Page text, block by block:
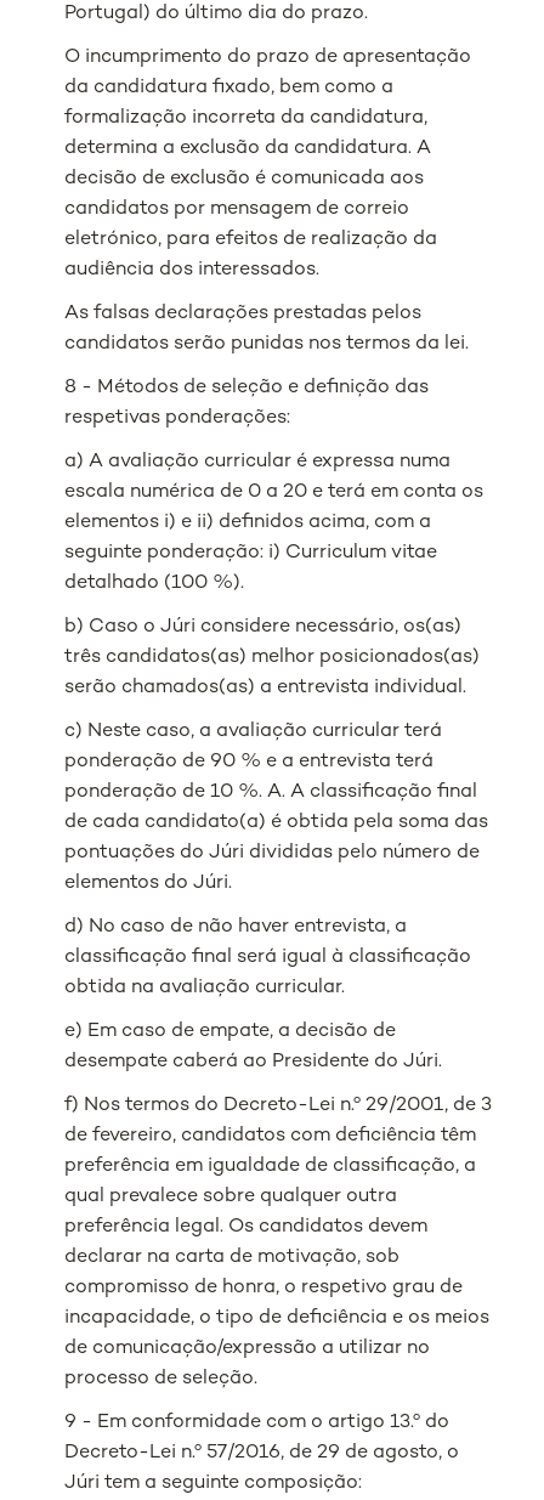
Portugal) do último dia do prazo.
O incumprimento do prazo de apresentação
da candidatura fixado, bem como a
formalização incorreta da candidatura,
determina a exclusão da candidatura. A
decisão de exclusão é comunicada aos
candidatos por mensagem de correio
eletrónico, para efeitos de realização da
audiência dos interessados.
As falsas declarações prestadas pelos
candidatos serão punidas nos termos da lei.
8 - Métodos de seleção e definição das
respetivas ponderações:
a) A avaliação curricular é expressa numa
escala numérica de 0 a 20 e terá em conta os
elementos i) e ii) definidos acima, com a
seguinte ponderação: i) Curriculum vitae
detalhado (100 %).
b) Caso o Júri considere necessário, os(as)
três candidatos(as) melhor posicionados(as)
serão chamados(as) a entrevista individual.
c) Neste caso, a avaliação curricular terá
ponderação de 90 % e a entrevista terá
ponderação de 10 %. A. A classificação final
de cada candidato(a) é obtida pela soma das
pontuações do Júri divididas pelo número de
elementos do Júri.
d) No caso de não haver entrevista, a
classificação final será igual à classificação
obtida na avaliação curricular.
e) Em caso de empate, a decisão de
desempate caberá ao Presidente do Júri.
f) Nos termos do Decreto-Lei n.º 29/2001, de 3
de fevereiro, candidatos com deficiência têm
preferência em igualdade de classificação, a
qual prevalece sobre qualquer outra
preferência legal. Os candidatos devem
declarar na carta de motivação, sob
compromisso de honra, o respetivo grau de
incapacidade, o tipo de deficiência e os meios
de comunicação/expressão a utilizar no
processo de seleção.
9 - Em conformidade com o artigo 13.º do
Decreto-Lei n.º 57/2016, de 29 de agosto, o
Júri tem a seguinte composição: